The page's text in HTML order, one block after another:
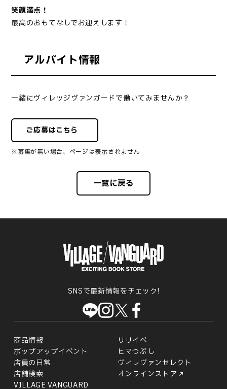
笑顔満点！
最高のおもてなしでお迎えします！
アルバイト情報
一緒にヴィレッジヴァンガードで働いてみませんか？
ご応募はこちら
※募集が無い場合、ページは表示されません
一覧に戻る
SNSで最新情報をチェック!
商品情報
リリイベ
ポップアップイベント
ヒマつぶし
店員の日常
ヴィレヴァンセレクト
店舗検索
オンラインストア
VILLAGE VANGUARD